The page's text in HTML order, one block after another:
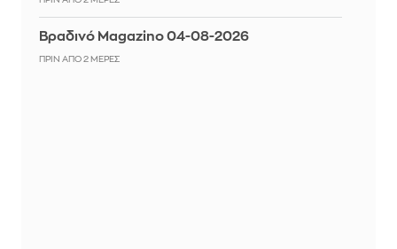
Βραδινό Magazino 04-08-2026
ΠΡΙΝ ΑΠΌ 2 ΜΈΡΕΣ